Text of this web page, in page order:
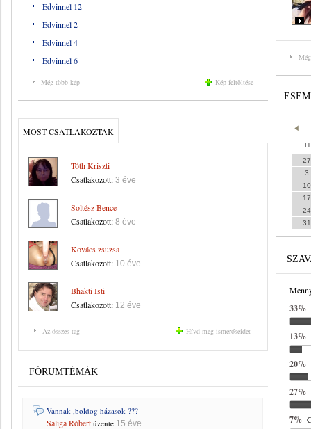
Edvinnel 12
Edvinnel 2
Edvinnel 4
Edvinnel 6
Még több kép Kép feltöltése
MOST CSATLAKOZTAK
Tóth Kriszti
Csatlakozott: 3 éve
Soltész Bence
Csatlakozott: 8 éve
Kovács zsuzsa
Csatlakozott: 10 éve
Bhakti Isti
Csatlakozott: 12 éve
Az összes tag Hívd meg ismerőseidet
FÓRUMTÉMÁK
Vannak ,boldog házasok ???
Saliga Róbert üzente 15 éve
H
27
3
10
17
24
31
33%
13%
20%
27%
7%